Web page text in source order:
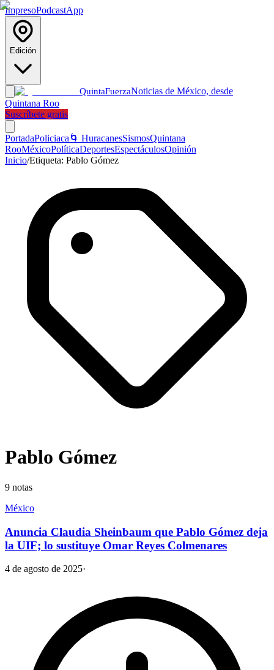
ImpresoPodcastApp
Edición
QuintaFuerzaNoticias de México, desde
Quintana Roo
Suscríbete gratis
PortadaPoliciaca 🌀 HuracanesSismosQuintana
RooMéxicoPolíticaDeportesEspectáculosOpinión
Inicio/Etiqueta: Pablo Gómez
Pablo Gómez
9 notas
México
Anuncia Claudia Sheinbaum que Pablo Gómez deja
la UIF; lo sustituye Omar Reyes Colmenares
4 de agosto de 2025·